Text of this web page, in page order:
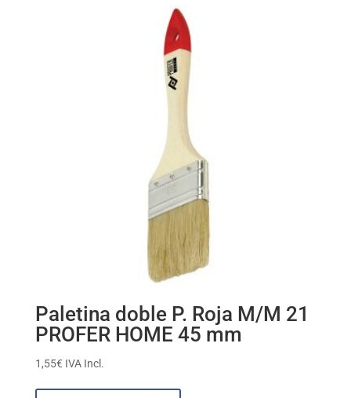
Paletina doble P. Roja M/M 21
PROFER HOME 45 mm
1,55€ IVA Incl.